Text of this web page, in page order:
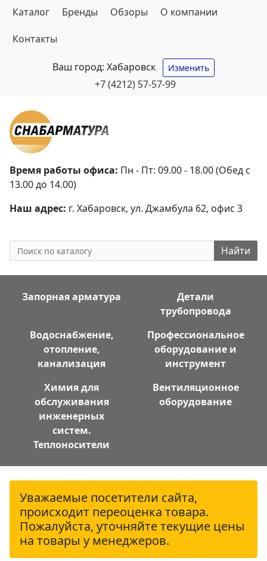
Каталог Бренды Обзоры О компании
Контакты
Ваш город: Хабаровск Изменить
+7 (4212) 57-57-99
Время работы офиса: Пн - Пт: 09.00 - 18.00 (Обед с
13.00 до 14.00)
Наш адрес: г. Хабаровск, ул. Джамбула 62, офис 3
Найти
Запорная арматура
Детали
трубопровода
Водоснабжение,
отопление,
канализация
Профессиональное
оборудование и
инструмент
Химия для
обслуживания
инженерных
систем.
Теплоносители
Вентиляционное
оборудование
Уважаемые посетители сайта,
происходит переоценка товара.
Пожалуйста, уточняйте текущие цены
на товары у менеджеров.